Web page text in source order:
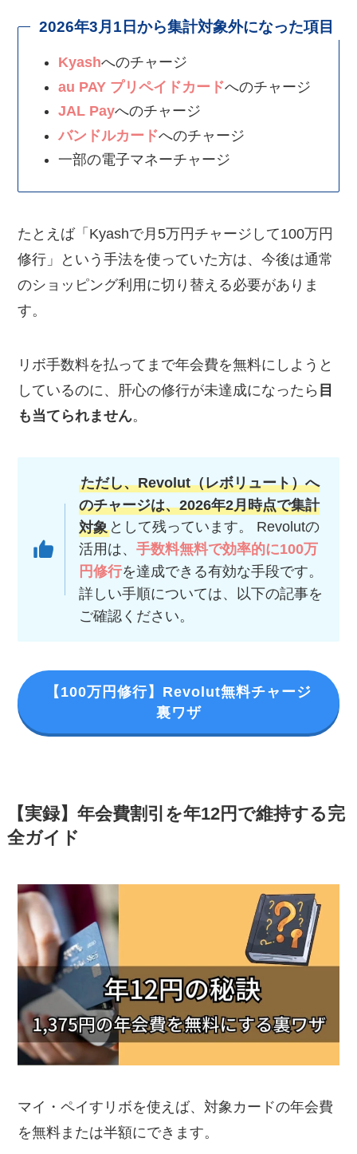
2026年3月1日から集計対象外になった項目
Kyashへのチャージ
au PAY プリペイドカードへのチャージ
JAL Payへのチャージ
バンドルカードへのチャージ
一部の電子マネーチャージ
たとえば「Kyashで月5万円チャージして100万円
修行」という手法を使っていた方は、今後は通常
のショッピング利用に切り替える必要がありま
す。
リボ手数料を払ってまで年会費を無料にしようと
しているのに、肝心の修行が未達成になったら 目
も当てられません。
ただし、Revolut（レボリュート）へ
のチャージは、2026年2月時点で集計
対象として残っています。 Revolutの
活用は、 手数料無料で効率的に100万
円修行を達成できる有効な手段です。
詳しい手順については、以下の記事を
ご確認ください。
【100万円修行】Revolut無料チャージ
裏ワザ
【実録】年会費割引を年12円で維持する完
全ガイド
マイ・ペイすリボを使えば、対象カードの年会費
を無料または半額にできます。